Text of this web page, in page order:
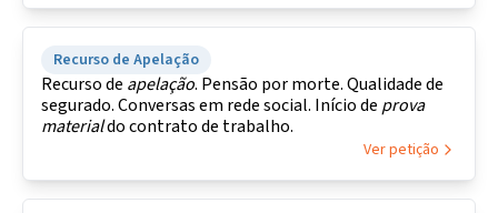
Recurso de Apelação
Recurso de apelação. Pensão por morte. Qualidade de
segurado. Conversas em rede social. Início de prova
materialdo contrato de trabalho.
Ver petição